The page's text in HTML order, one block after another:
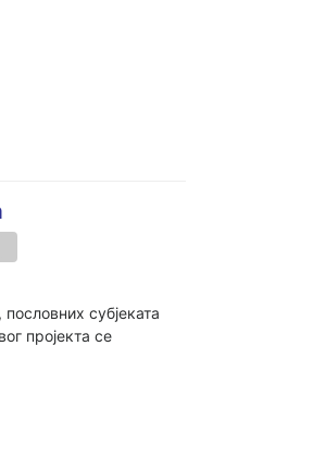
пословних субјеката
пројекта се